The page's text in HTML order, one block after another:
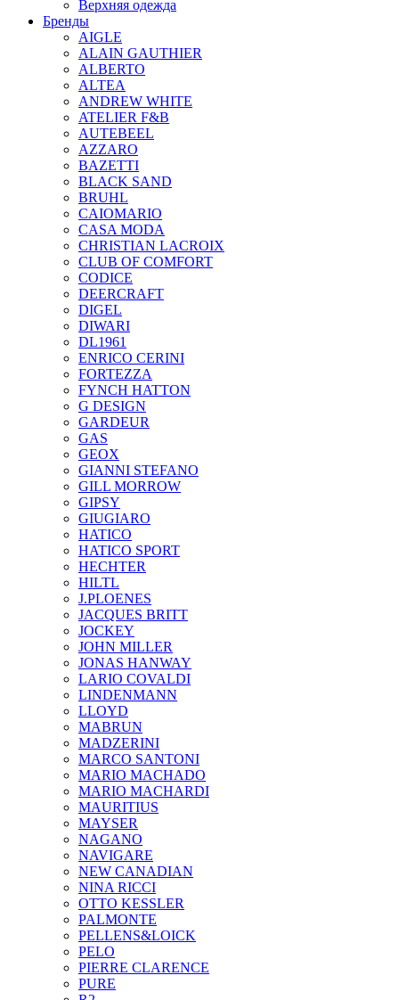
Верхняя одежда
Бренды
AIGLE
ALAIN GAUTHIER
ALBERTO
ALTEA
ANDREW WHITE
ATELIER F&B
AUTEBEEL
AZZARO
BAZETTI
BLACK SAND
BRUHL
CAIOMARIO
CASA MODA
CHRISTIAN LACROIX
CLUB OF COMFORT
CODICE
DEERCRAFT
DIGEL
DIWARI
DL1961
ENRICO CERINI
FORTEZZA
FYNCH HATTON
G DESIGN
GARDEUR
GAS
GEOX
GIANNI STEFANO
GILL MORROW
GIPSY
GIUGIARO
HATICO
HATICO SPORT
HECHTER
HILTL
J.PLOENES
JAСQUES BRITT
JOCKEY
JOHN MILLER
JONAS HANWAY
LARIO COVALDI
LINDENMANN
LLOYD
MABRUN
MADZERINI
MARCO SANTONI
MARIO MACHADO
MARIO MACHARDI
MAURITIUS
MAYSER
NAGANO
NAVIGARE
NEW CANADIAN
NINA RICCI
OTTO KESSLER
PALMONTE
PELLENS&LOICK
PELO
PIERRE CLARENCE
PURE